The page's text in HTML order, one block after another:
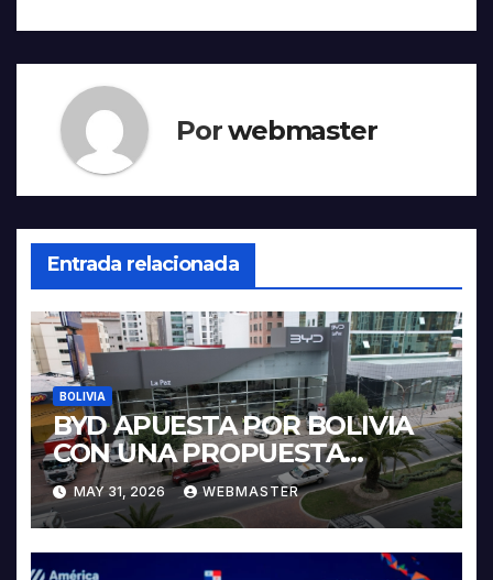
Porwebmaster
Entrada relacionada
BOLIVIA
BYD APUESTA POR BOLIVIA
CON UNA PROPUESTA
INTEGRAL PARA IMPULSAR
LA ELECTROMOVILIDAD Y LA
INDUSTRIALIZACIÓN DEL
LITIO
MAY 31, 2026 WEBMASTER